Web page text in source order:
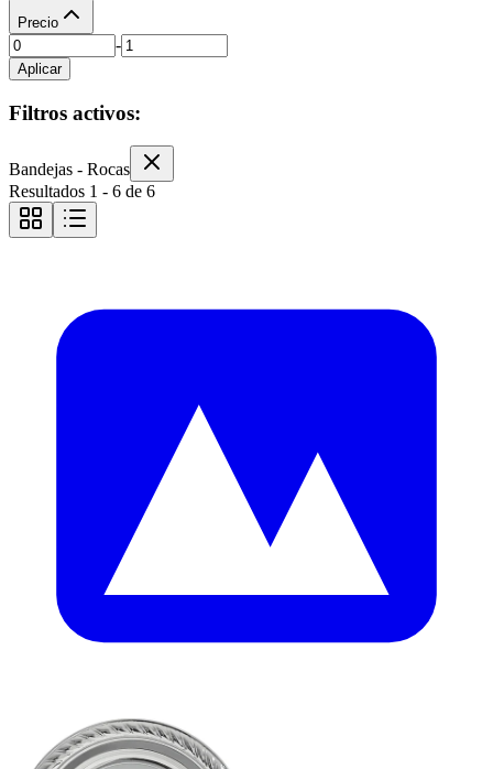
Precio
-
Aplicar
Filtros activos:
Bandejas - Rocas
Resultados 1 - 6 de 6